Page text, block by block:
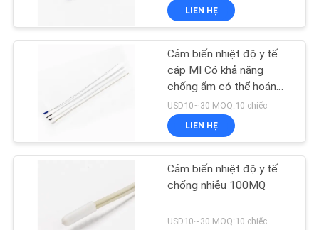
SOÁT
LIÊN
HỆ
LIÊN HỆ
Cảm biến nhiệt độ y tế
cáp MI Có khả năng
chống ẩm có thể hoán
đổi cho nhau
USD10~30 MOQ:10 chiếc
LIÊN HỆ
Cảm biến nhiệt độ y tế
chống nhiễu 100MQ
USD10~30 MOQ:10 chiếc